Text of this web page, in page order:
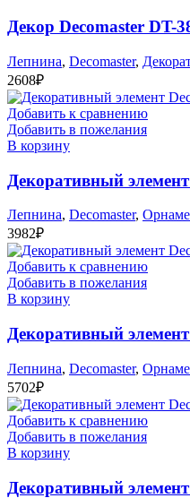
Декор Decomaster DT-
Лепнина, Decomaster,
2608₽
Добавить к сравнению
Добавить в пожелания
В корзину
Декоративный
Лепнина, Decomaster,
3982₽
Добавить к сравнению
Добавить в пожелания
В корзину
Декоративный
Лепнина, Decomaster,
5702₽
Добавить к сравнению
Добавить в пожелания
В корзину
Декоративный